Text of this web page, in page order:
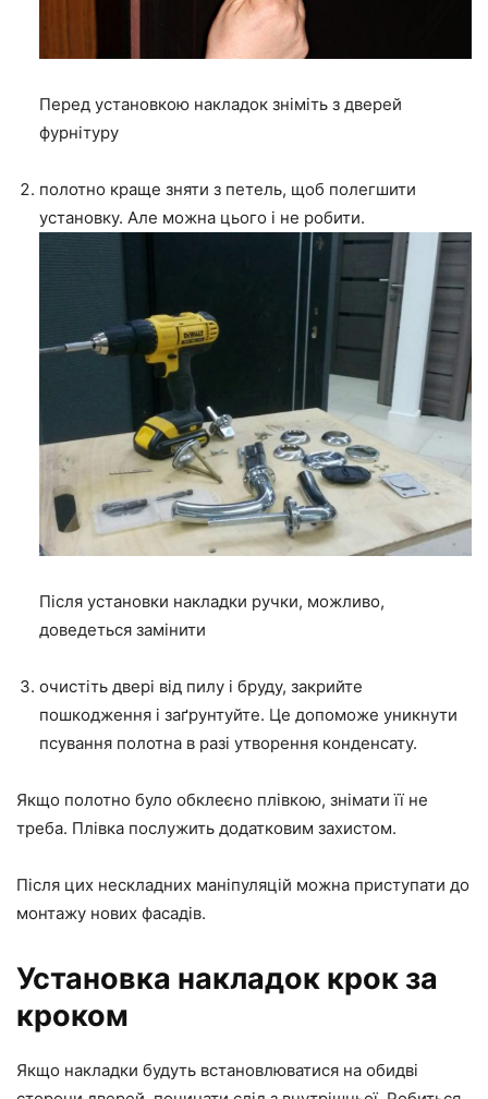
Перед установкою накладок зніміть з дверей
фурнітуру
полотно краще зняти з петель, щоб полегшити
установку. Але можна цього і не робити.
Після установки накладки ручки, можливо,
доведеться замінити
очистіть двері від пилу і бруду, закрийте
пошкодження і заґрунтуйте. Це допоможе уникнути
псування полотна в разі утворення конденсату.
Якщо полотно було обклеєно плівкою, знімати її не
треба. Плівка послужить додатковим захистом.
Після цих нескладних маніпуляцій можна приступати до
монтажу нових фасадів.
Установка накладок крок за
кроком
Якщо накладки будуть встановлюватися на обидві